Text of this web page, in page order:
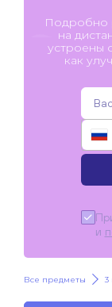
Подробно
на
устроены
как
и
Все предметы 3